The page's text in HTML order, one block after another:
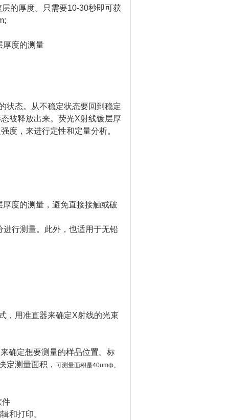
的厚度。只需要10-30秒即可获
厚度的测量
状态。从不稳定状态要回到稳定
被释放出来。荧光X射线镀层厚
度，来进行定性和定量分析。
度的测量，避免直接接触或破
行测量。此外，也适用于无铅
，用准直器来确定X射线的光束
确定想要测量的样品位置。标
定测量面积， 可测量面积是40umф。
件
和打印。